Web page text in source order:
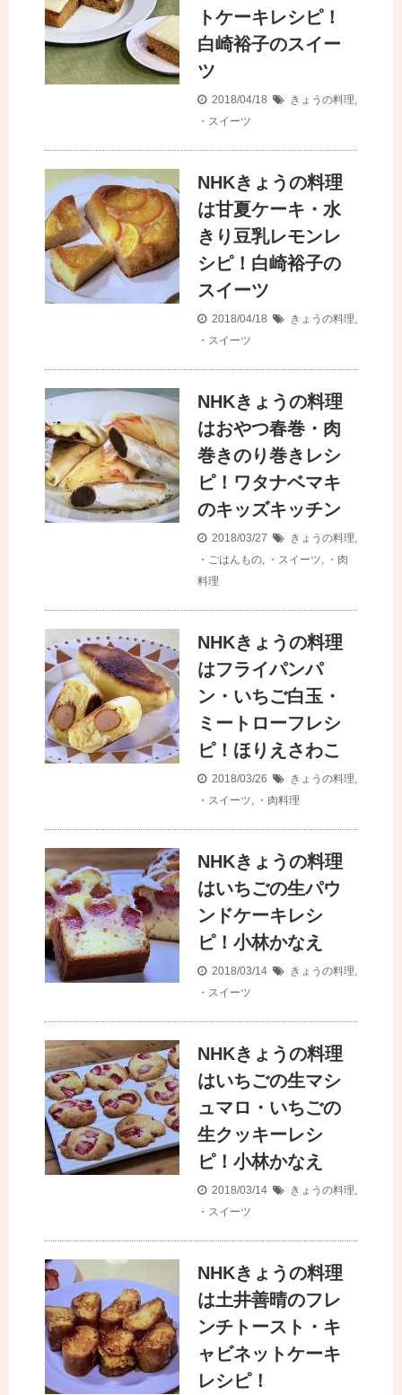
トケーキレシピ！
白崎裕子のスイー
ツ
2018/04/18 きょうの料理
・スイーツ
NHKきょうの料理
は甘夏ケーキ・水
きり豆乳レモンレ
シピ！白崎裕子の
スイーツ
2018/04/18 きょうの料理
・スイーツ
NHKきょうの料理
はおやつ春巻・肉
巻きのり巻きレシ
ピ！ワタナベマキ
のキッズキッチン
2018/03/27 きょうの料理
・ごはんもの
・スイーツ
・肉
料理
NHKきょうの料理
はフライパンパ
ン・いちご白玉・
ミートローフレシ
ピ！ほりえさわこ
2018/03/26 きょうの料理
・スイーツ
・肉料理
NHKきょうの料理
はいちごの生パウ
ンドケーキレシ
ピ！小林かなえ
2018/03/14 きょうの料理
・スイーツ
NHKきょうの料理
はいちごの生マシ
ュマロ・いちごの
生クッキーレシ
ピ！小林かなえ
2018/03/14 きょうの料理
・スイーツ
NHKきょうの料理
は土井善晴のフレ
ンチトースト・キ
ャビネットケーキ
レシピ！